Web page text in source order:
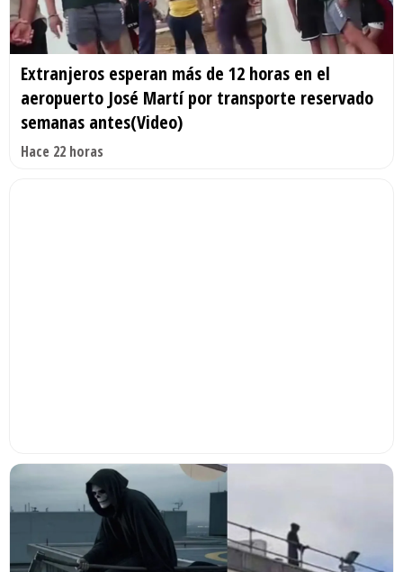
Extranjeros esperan más de 12 horas en el
aeropuerto José Martí por transporte reservado
semanas antes(Video)
Hace 22 horas